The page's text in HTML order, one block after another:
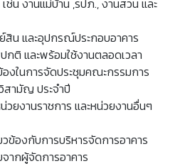
น และอุปกรณ์ประกอบอาคาร
กติ และพร้อมใช้งานตลอดเวลา
งในการจัดประชุมคณะกรรมการ
ามัญ ประจำปี
ยงานราชการ และหน่วยงานอื่นๆ
ข้องกับการบริหารจัดการอาคาร
ากผู้จัดการอาคาร